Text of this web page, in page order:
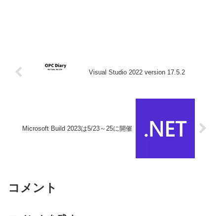
Visual Studio 2022 version 17.5.2
Microsoft Build 2023は5/23～25に開催
コメント